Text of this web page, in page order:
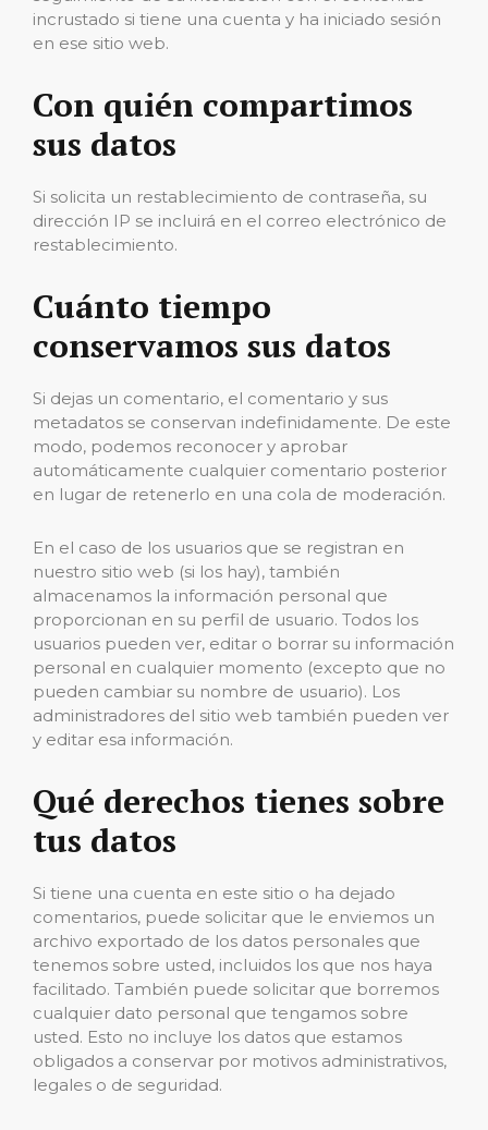
incrustado si tiene una cuenta y ha iniciado sesión
en ese sitio web.
Con quién compartimos
sus datos
Si solicita un restablecimiento de contraseña, su
dirección IP se incluirá en el correo electrónico de
restablecimiento.
Cuánto tiempo
conservamos sus datos
Si dejas un comentario, el comentario y sus
metadatos se conservan indefinidamente. De este
modo, podemos reconocer y aprobar
automáticamente cualquier comentario posterior
en lugar de retenerlo en una cola de moderación.
En el caso de los usuarios que se registran en
nuestro sitio web (si los hay), también
almacenamos la información personal que
proporcionan en su perfil de usuario. Todos los
usuarios pueden ver, editar o borrar su información
personal en cualquier momento (excepto que no
pueden cambiar su nombre de usuario). Los
administradores del sitio web también pueden ver
y editar esa información.
Qué derechos tienes sobre
tus datos
Si tiene una cuenta en este sitio o ha dejado
comentarios, puede solicitar que le enviemos un
archivo exportado de los datos personales que
tenemos sobre usted, incluidos los que nos haya
facilitado. También puede solicitar que borremos
cualquier dato personal que tengamos sobre
usted. Esto no incluye los datos que estamos
obligados a conservar por motivos administrativos,
legales o de seguridad.